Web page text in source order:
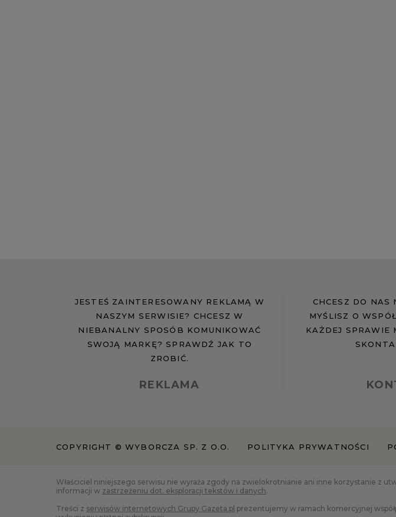
JESTEŚ ZAINTERESOWANY REKLAMĄ W
NASZYM SERWISIE? CHCESZ W
NIEBANALNY SPOSÓB KOMUNIKOWAĆ
SWOJĄ MARKĘ? SPRAWDŹ JAK TO
ZROBIĆ.
REKLAMA
CHCESZ DO NAS
MYŚLISZ O
KAŻDEJ SPRAWIE
COPYRIGHT © WYBORCZA SP. Z O.O. POLITYKA PRYWATNOŚCI
Właściciel niniejszego serwisu nie wyraża zgody na zwielokrotnianie ani inne korzystanie z
informacji w zastrzeżeniu dot. eksploracji tekstów i danych.
Treści z serwisów internetowych Grupy Gazeta.pl prezentujemy w ramach komercyjnej